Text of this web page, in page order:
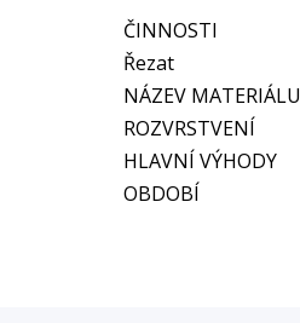
ČINNOSTI
Řezat
NÁZEV MATERIÁLU
ROZVRSTVENÍ
HLAVNÍ VÝHODY
OBDOBÍ